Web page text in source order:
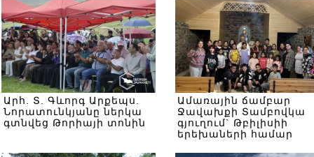
Արհ. Տ. Գևորգ Արքեպս.
Նորատունկյանը ներկա
գտնվեց Թորիայի տոնին
Ամառային ճամբար
Ջավախքի Տամբովկա
գյուղում` Թբիլիսիի
երեխաների համար